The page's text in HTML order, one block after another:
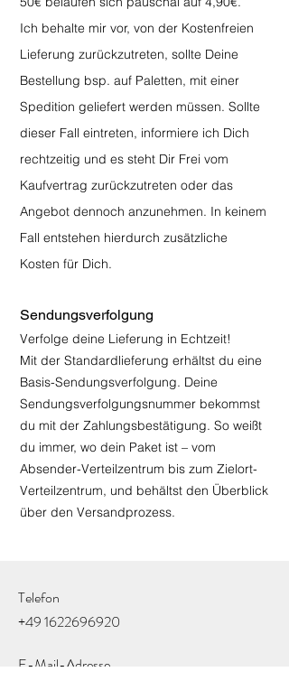
Ich behalte mir vor, von der Kostenfreien
Lieferung zurückzutreten, sollte Deine
Bestellung bsp. auf Paletten, mit einer
Spedition geliefert werden müssen. Sollte
dieser Fall eintreten, informiere ich Dich
rechtzeitig und es steht Dir Frei vom
Kaufvertrag zurückzutreten oder das
Angebot dennoch anzunehmen. In keinem
Fall entstehen hierdurch zusätzliche
Kosten für Dich.
Sendungsverfolgung
Verfolge deine Lieferung in Echtzeit!
Mit der Standardlieferung erhältst du eine
Basis-Sendungsverfolgung. Deine
Sendungsverfolgungsnummer bekommst
du mit der Zahlungsbestätigung. So weißt
du immer, wo dein Paket ist – vom
Absender-Verteilzentrum bis zum Zielort-
Verteilzentrum, und behältst den Überblick
über den Versandprozess.
Telefon
+49 1622696920
E-Mail-Adresse